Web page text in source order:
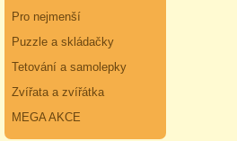
Pro nejmenší
Puzzle a skládačky
Tetování a samolepky
Zvířata a zvířátka
MEGA AKCE